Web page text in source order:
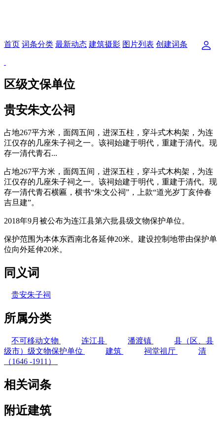
首页 词条分类 最新动态 建筑摄影 图片列表 创建词条
区级文保单位
贵安朱文公祠
占地267平方米，面阔五间，进深五柱，穿斗式木构架，为连
江仅存的几座朱子祠之一。该祠始建于明代，重建于清代。现
存一清代青石...
占地267平方米，面阔五间，进深五柱，穿斗式木构架，为连
江仅存的几座朱子祠之一。该祠始建于明代，重建于清代。现
存一清代青石横匾，横书“朱文公祠”，上款“道光岁丁亥仲春
吉旦建”。
2018年9月被公布为连江县第六批县级文物保护单位。
保护范围为本体东西南北各延伸20米。建设控制地带由保护单
位向外延伸20米。
同义词
贵安朱子祠
所属分类
不可移动文物 连江县 潘渡镇
县（区、县
级市）级文物保护单位
建筑 祠堂祖厅
清
（1646 -1911）
相关词条
附近建筑